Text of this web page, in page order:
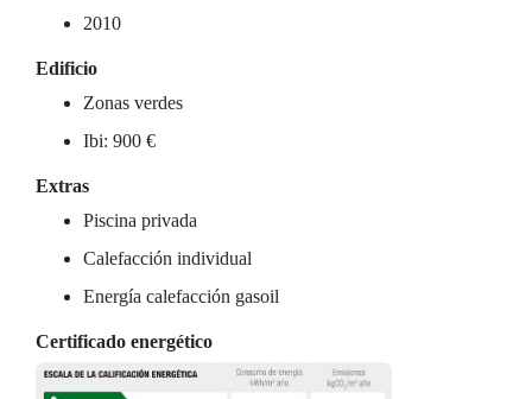
2010
Edificio
Zonas verdes
Ibi: 900 €
Extras
Piscina privada
Calefacción individual
Energía calefacción gasoil
Certificado energético